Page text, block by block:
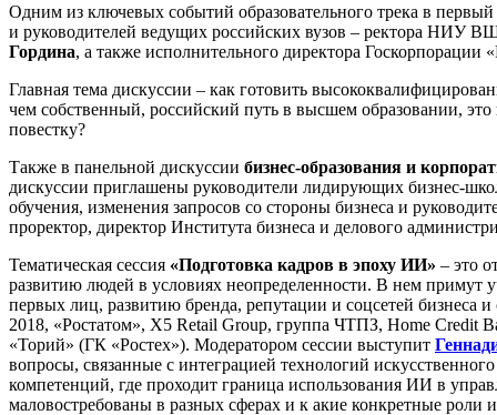
Одним из ключевых событий образовательного трека в
и руководителей ведущих российских вузов – ректора НИУ
Гордина, а также исполнительного директора Госкорпорации
Главная тема дискуссии – как готовить
чем собственный, российский путь в высшем образовании,
повестку?
Также в панельной дискуссии бизнес-образования и
дискуссии приглашены руководители лидирующих бизнес-
обучения, изменения запросов со стороны бизнеса и
проректор, директор Института бизнеса и делового
Тематическая сессия «Подготовка кадров в эпоху ИИ» – это
развитию людей в условиях неопределенности. В нем примут
первых лиц, развитию бренда, репутации и соцсетей бизнеса
2018, «Ростатом», Х5 Retail Group, группа ЧТПЗ, Home Credit
«Торий» (ГК «Ростех»). Модератором сессии выступит
вопросы, связанные с интеграцией технологий
компетенций, где проходит граница использования ИИ в
маловостребованы в разных сферах и к акие конкретные роли